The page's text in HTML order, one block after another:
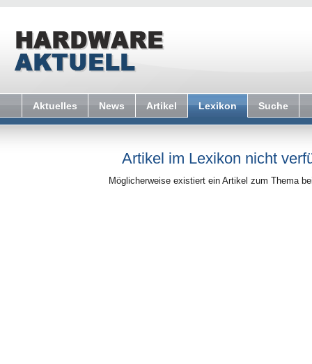
Aktuelles News Artikel Lexikon Suche
Artikel im Lexikon nicht
Möglicherweise existiert ein Artikel zum Thema